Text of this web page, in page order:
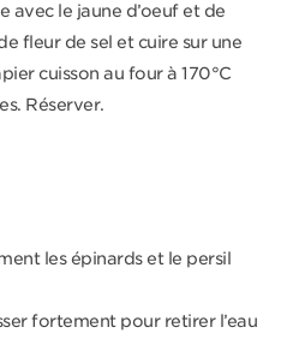
avec le jaune d’oeuf et de
fleur de sel et cuire sur une
cuisson au four à 170°C
Réserver.
les épinards et le persil
fortement pour retirer l’eau